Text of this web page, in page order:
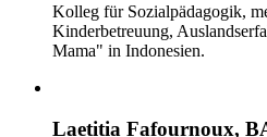
Kolleg für Sozialpädagogik,
Kinderbetreuung,
Mama" in Indonesien.
Laetitia Fafournoux,